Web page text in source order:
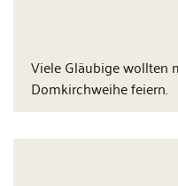
Viele Gläubige wollten
Domkirchweihe feiern.